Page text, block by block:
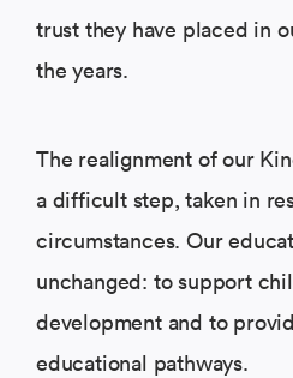
trust they have placed in
the years.
The realignment of our
a difficult step, taken in
circumstances. Our
unchanged: to support
development and to
educational pathways.